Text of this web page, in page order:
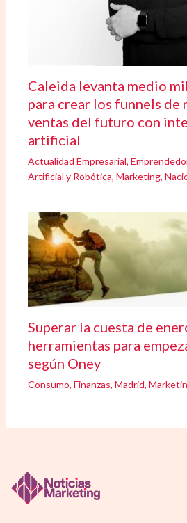
Caleida levanta medio
para crear los funnels de
ventas del futuro con
artificial
Actualidad Empresarial,
Artificial y Robótica,Marketing,
Superar la cuesta de
herramientas para
según Oney
Consumo,Finanzas,Madrid,